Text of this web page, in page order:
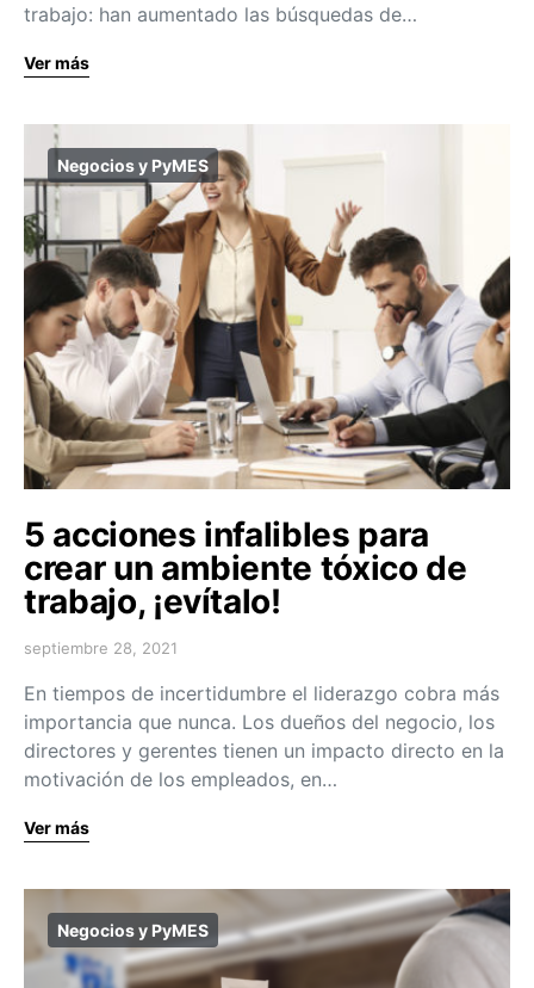
trabajo: han aumentado las búsquedas de…
Ver más
Negocios y PyMES
5 acciones infalibles para
crear un ambiente tóxico de
trabajo, ¡evítalo!
septiembre 28, 2021
En tiempos de incertidumbre el liderazgo cobra más
importancia que nunca. Los dueños del negocio, los
directores y gerentes tienen un impacto directo en la
motivación de los empleados, en…
Ver más
Negocios y PyMES